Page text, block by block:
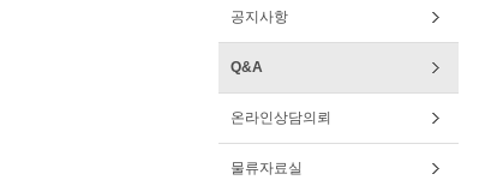
공지사항
Q&A
온라인상담의뢰
물류자료실